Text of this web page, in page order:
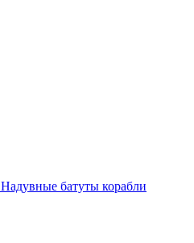
Надувные батуты корабли